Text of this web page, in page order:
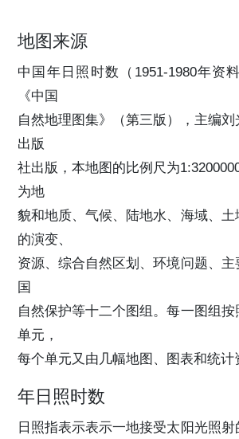
地图来源
中国年日照时数（1951-1980年资
《中国
自然地理图集》（第三版），主编
出版
社出版，本地图的比例尺为
为地
貌和地质、气候、陆地水、海域、
的演变、
资源、综合自然区划、环境问题、
国
自然保护等十二个图组。每一图组
单元，
每个单元又由几幅地图、图表和统计
年日照时数
日照指表示表示一地接受太阳光照